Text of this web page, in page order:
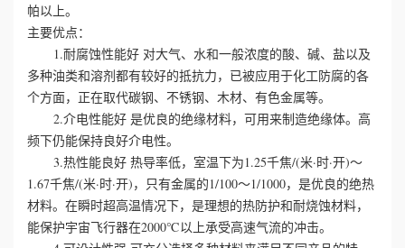
新
荣
帕以上。
主要优点：
1.耐腐蚀性能好 对大气、水和一般浓度的酸、碱、盐以及
多种油类和溶剂都有较好的抵抗力，已被应用于化工防腐的各
个方面，正在取代碳钢、不锈钢、木材、有色金属等。
2.介电性能好 是优良的绝缘材料，可用来制造绝缘体。高
频下仍能保持良好介电性。
3.热性能良好 热导率低，室温下为1.25千焦/(米·时·开)～
1.67千焦/(米·时·开)，只有金属的1/100～1/1000，是优良的绝热
材料。在瞬时超高温情况下，是理想的热防护和耐烧蚀材料，
能保护宇宙飞行器在2000℃以上承受高速气流的冲击。